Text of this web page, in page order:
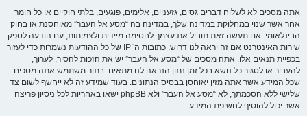
אתה מסכים לא לשלוח דברים גסים, גזעניים, אלימים, פוגעים, בלתי חוקיים או כל חומר
אחר אשר שנוי במחלוקת במדינה שלך, במדינה בה “מסע אל העבר” מאוחסנת או בחוק
הבינלאומי. אם תעשה זאת תוביל את עצמך לחסימה מיידית ולצמיתות, עם הודעה לספק
שירות האינטרנט אם זה יראה לנו דרוש. כתובות ה־IP של כל ההודעות נשמרות כדי לעזור
בכפיית תנאים אלו. אתה מסכים של “מסע אל העבר” יש את הזכות להסיר, לערוך,
להעביר או לסגור כל נושא בכל זמן נתון הנראה לנו מתאים. בתור משתמש אתה מסכים
שכל המידע אשר אתה מזין יאוחסן בבסיס הנתונים. בעוד שמידע זה לא ייחשף לשום צד
שלישי ללא הסכמתך, לא “מסע אל העבר” ולא phpBB ישאו באחריות לכל ניסיון פריצה
אשר יכול להוסיף לחשיפת המידע.